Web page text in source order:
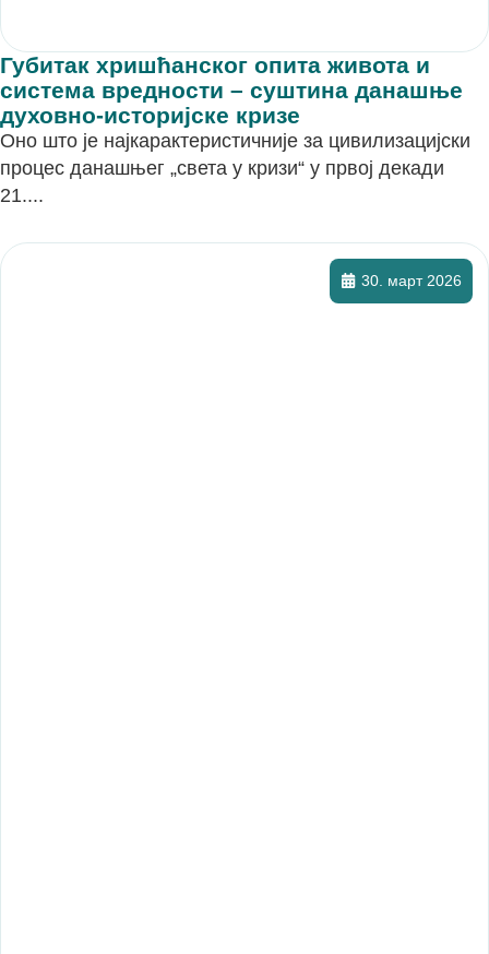
Губитак хришћанског опита живота и
система вредности – суштина данашње
духовно-историјске кризе
Оно што је најкарактеристичније за цивилизацијски
процес данашњег „света у кризи“ у првој декади
21....
30. март 2026